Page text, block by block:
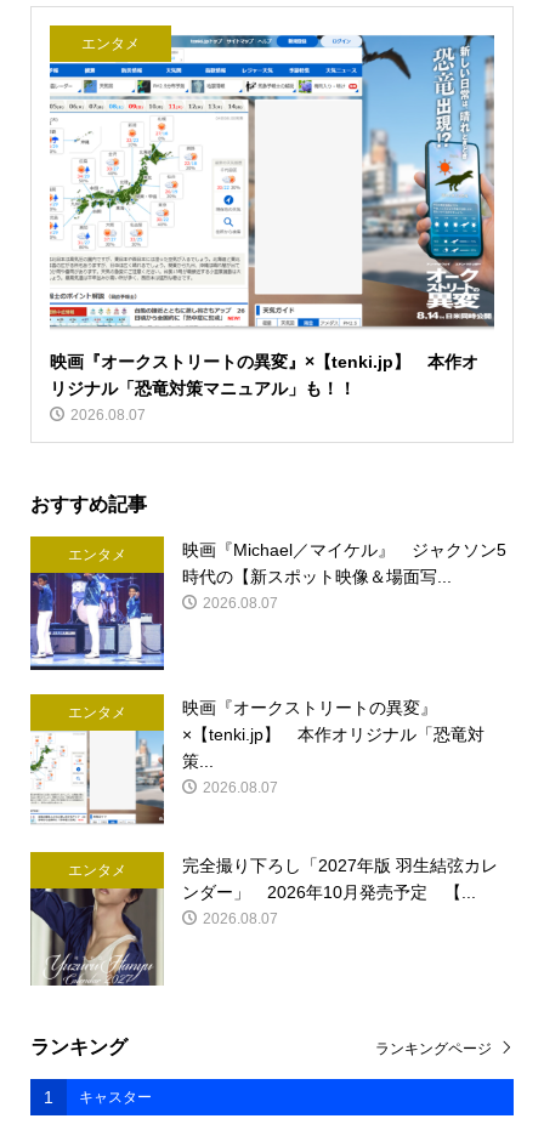
エンタメ
映画『オークストリートの異変』×【tenki.jp】 本作オ
リジナル「恐竜対策マニュアル」も！！
2026.08.07
おすすめ記事
エンタメ
映画『Michael／マイケル』 ジャクソン5
時代の【新スポット映像＆場面写...
2026.08.07
エンタメ
映画『オークストリートの異変』
×【tenki.jp】 本作オリジナル「恐竜対
策...
2026.08.07
エンタメ
完全撮り下ろし「2027年版 羽生結弦カレ
ンダー」 2026年10月発売予定 【...
2026.08.07
ランキング
1 キャスター
ランキングページ